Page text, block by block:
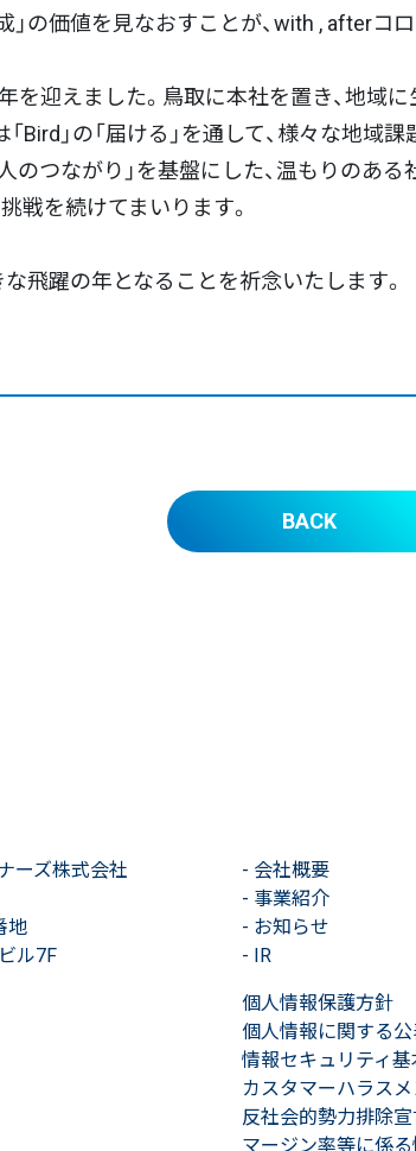
」の価値を見なおすことが、with , afterコ
を迎えました。鳥取に本社を置き、地域
Bird」の「届ける」を通して、様々な地
のつながり」を基盤にした、温もりのあ
戦を続けてまいります。
飛躍の年となることを祈念いたします。
BACK
ーズ株式会社
地
ル7F
- 会社概要
- 事業紹介
- お知らせ
- IR
個人情報保護方針
個人情報に関する公
情報セキュリティ
カスタマーハラス
反社会的勢力排除
マージン率等に係